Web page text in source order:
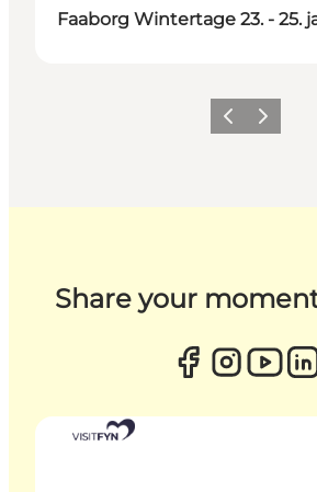
Faaborg Wintertage 23. - 25.
ZurückWeiter
Share your